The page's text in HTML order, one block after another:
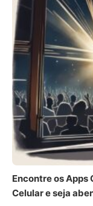
Encontre os Apps
Celular e seja